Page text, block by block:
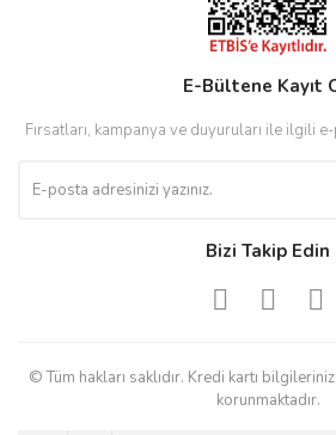
E-Bültene Kayıt
Fırsatları, kampanya ve duyuruları ile ilgili
Bizi Takip Edin
© Tüm hakları saklıdır. Kredi kartı
korunmaktadır.